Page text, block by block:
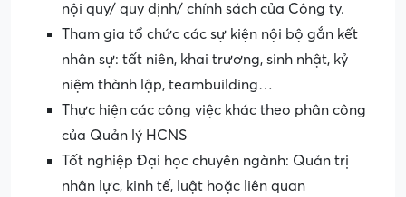
nội quy/ quy định/ chính sách của Công ty.
Tham gia tổ chức các sự kiện nội bộ gắn kết
nhân sự: tất niên, khai trương, sinh nhật, kỷ
niệm thành lập, teambuilding…
Thực hiện các công việc khác theo phân công
của Quản lý HCNS
Tốt nghiệp Đại học chuyên ngành: Quản trị
nhân lực, kinh tế, luật hoặc liên quan